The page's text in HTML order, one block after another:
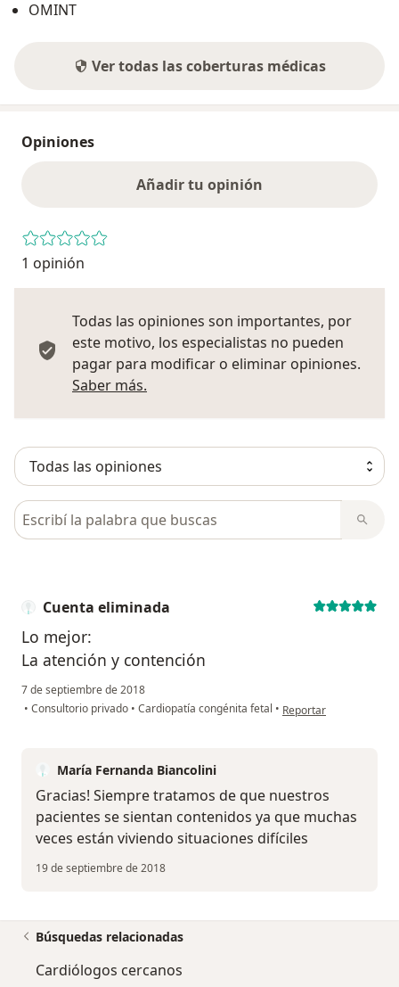
OMINT
Ver todas las coberturas médicas
Opiniones
Añadir tu opinión
1 opinión
Todas las opiniones son importantes, por
este motivo, los especialistas no pueden
pagar para modificar o eliminar opiniones.
Saber más.
Busca en opiniones
Cuenta eliminada
Lo mejor:
La atención y contención
7 de septiembre de 2018
• Consultorio privado • Cardiopatía congénita fetal • en opinión del usuario
Reportar
María Fernanda Biancolini
Gracias! Siempre tratamos de que nuestros
pacientes se sientan contenidos ya que muchas
veces están viviendo situaciones difíciles
19 de septiembre de 2018
Búsquedas relacionadas
Cardiólogos cercanos